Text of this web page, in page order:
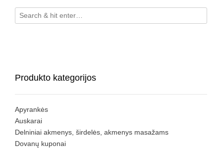
Produkto kategorijos
Apyrankės
Auskarai
Delniniai akmenys, širdelės, akmenys masažams
Dovanų kuponai